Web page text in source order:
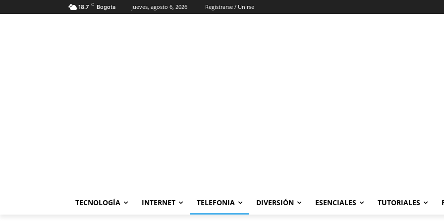
18.7 C Bogota jueves, agosto 6, 2026 Registrarse / Unirse
TECNOLOGÍA INTERNET TELEFONIA DIVERSIÓN ESENCIALES TUTORIALES